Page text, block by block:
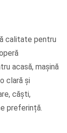
calitate pentru
acasă, mașină
clară și
căști,
preferință.